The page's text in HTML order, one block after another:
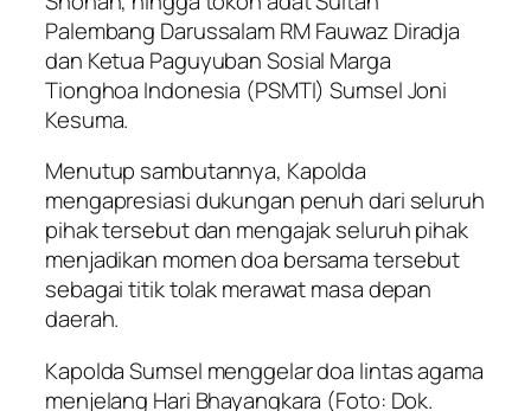
Palembang Darussalam RM Fauwaz Diradja
dan Ketua Paguyuban Sosial Marga
Tionghoa Indonesia (PSMTI) Sumsel Joni
Kesuma.
Menutup sambutannya, Kapolda
mengapresiasi dukungan penuh dari seluruh
pihak tersebut dan mengajak seluruh pihak
menjadikan momen doa bersama tersebut
sebagai titik tolak merawat masa depan
daerah.
Kapolda Sumsel menggelar doa lintas agama
menjelang Hari Bhayangkara (Foto: Dok.